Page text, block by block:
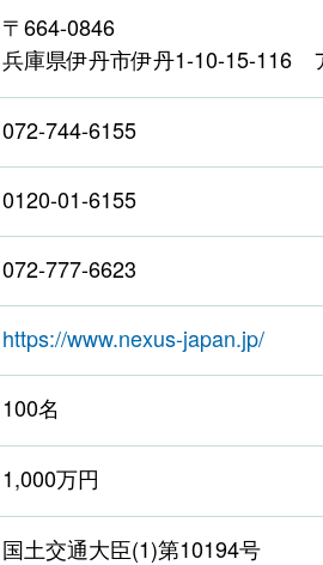
〒664-0846
兵庫県伊丹市伊丹1-10-15-116
072-744-6155
0120-01-6155
072-777-6623
https://www.nexus-japan.jp/
100名
1,000万円
国土交通大臣(1)第10194号